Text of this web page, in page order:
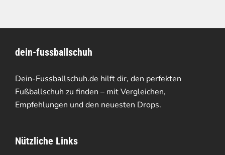
dein-fussballschuh
Dein-Fussballschuh.de hilft dir, den perfekten
Fußballschuh zu finden – mit Vergleichen,
Empfehlungen und den neuesten Drops.
Nützliche Links